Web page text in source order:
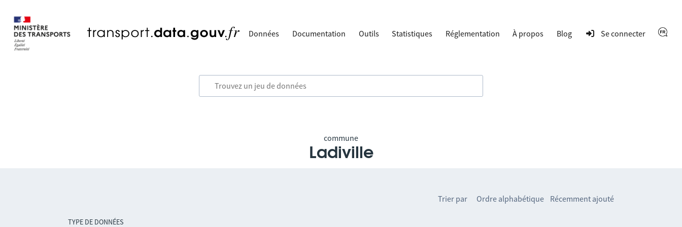
Données Documentation Outils Statistiques Réglementation À propos Blog Se connecter
commune
Ladiville
TYPE DE DONNÉES
Trier par Ordre alphabétique Récemment ajouté